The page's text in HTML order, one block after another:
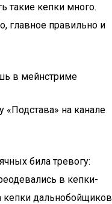
такие кепки много.
главное правильно и
в мейнстриме
«Подстава» на канале
била тревогу:
в кепки-
кепки дальнобойщиков